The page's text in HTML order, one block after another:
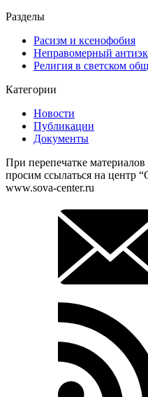
Разделы
Расизм и ксенофобия
Неправомерный
Религия в светском
Категории
Новости
Публикации
Документы
При перепечатке
просим ссылаться на центр
www.sova-center.ru